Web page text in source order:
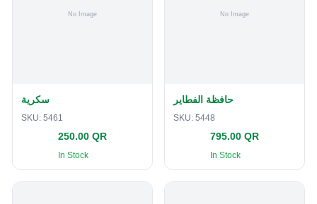
سكرية
SKU: 5461
250.00 QR
In Stock
حافظة الفطاير
SKU: 5448
795.00 QR
In Stock